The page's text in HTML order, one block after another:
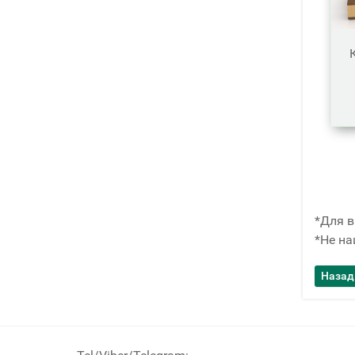
*Для
*Не